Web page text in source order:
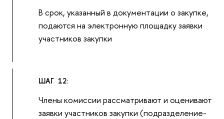
В срок, указанный в документации о закупке,
подаются на электронную площадку заявки
участников закупки
ШАГ 12:
Члены комиссии рассматривают и оценивают
заявки участников закупки (подразделение-